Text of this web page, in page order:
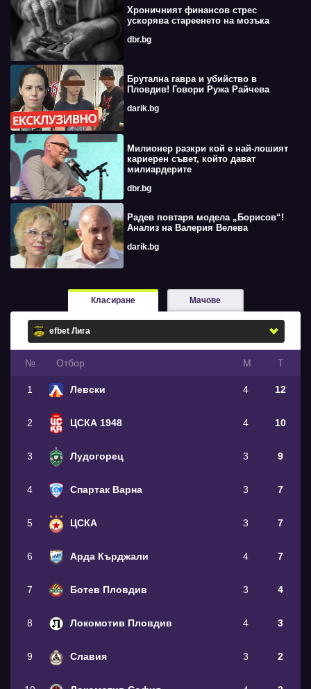
Хроничният финансов стрес
ускорява стареенето на мозъка
dbr.bg
Брутална гавра и убийство в
Пловдив! Говори Ружа Райчева
darik.bg
Милионер разкри кой е най-лошият
кариерен съвет, който дават
милиардерите
dbr.bg
Радев повтаря модела „Борисов“!
Анализ на Валерия Велева
darik.bg
Класиране Мачове
№ Oтбор М Т
1 Левски 4 12
2 ЦСКА 1948 4 10
3 Лудогорец 3 9
4 Спартак Варна 3 7
5 ЦСКА 3 7
6 Арда Кърджали 4 7
7 Ботев Пловдив 3 4
8 Локомотив Пловдив 4 3
9 Славия 3 2